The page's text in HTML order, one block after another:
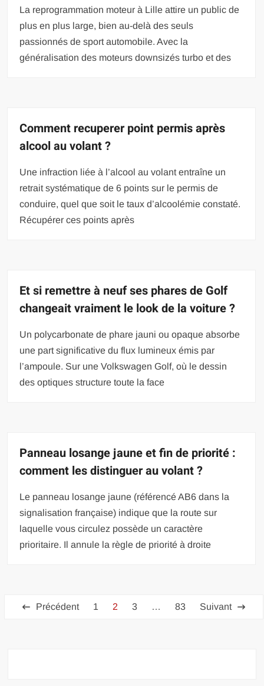
La reprogrammation moteur à Lille attire un public de
plus en plus large, bien au-delà des seuls
passionnés de sport automobile. Avec la
généralisation des moteurs downsizés turbo et des
Comment recuperer point permis après
alcool au volant ?
Une infraction liée à l’alcool au volant entraîne un
retrait systématique de 6 points sur le permis de
conduire, quel que soit le taux d’alcoolémie constaté.
Récupérer ces points après
Et si remettre à neuf ses phares de Golf
changeait vraiment le look de la voiture ?
Un polycarbonate de phare jauni ou opaque absorbe
une part significative du flux lumineux émis par
l’ampoule. Sur une Volkswagen Golf, où le dessin
des optiques structure toute la face
Panneau losange jaune et fin de priorité :
comment les distinguer au volant ?
Le panneau losange jaune (référencé AB6 dans la
signalisation française) indique que la route sur
laquelle vous circulez possède un caractère
prioritaire. Il annule la règle de priorité à droite
Pagination
Précédent 1 2 3 … 83 Suivant